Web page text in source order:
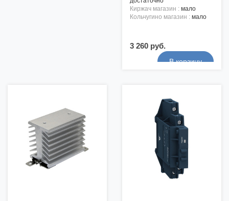
киржач магазин : мало
кольчугино магазин : мало
3 260 руб.